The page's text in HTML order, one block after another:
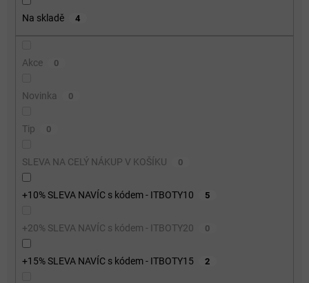
Na skladě 4
Akce 0
Novinka 0
Tip 0
SLEVA NA CELÝ NÁKUP V KOŠÍKU 0
+10% SLEVA NAVÍC s kódem - ITBOTY10 5
+20% SLEVA NAVÍC s kódem - ITBOTY20 0
+15% SLEVA NAVÍC s kódem - ITBOTY15 2